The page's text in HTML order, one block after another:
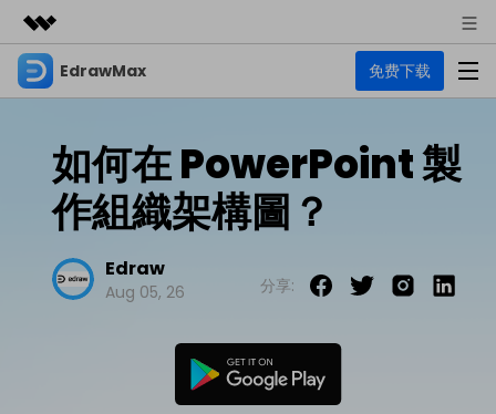
精選產品
實用工具
解決方案
關於我們
新聞中心
EdrawMax 免费下载
EdrawMax
多合一圖表軟體
心智圖與腦力激盪工具
圖表
商業用途
流程圖
資源範本
EdrawMax 社區
EdrawMax 教程 > EdrawMind 教程 >
如何在 PowerPoint 製
作組織架構圖？
Edraw
Aug 05, 26 分享: